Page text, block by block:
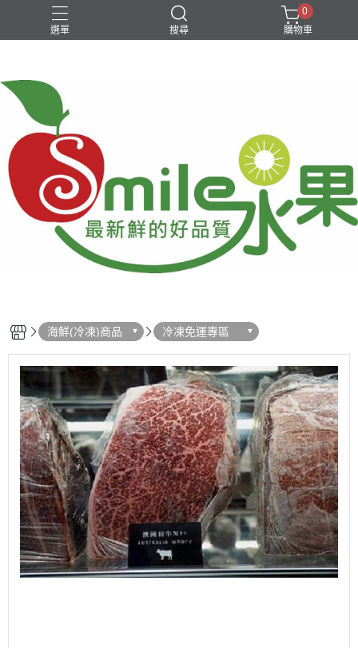
選單 搜尋
中秋柚子
銅鑼燒
0
購物車
海鮮(冷凍)商品 冷凍免運專區